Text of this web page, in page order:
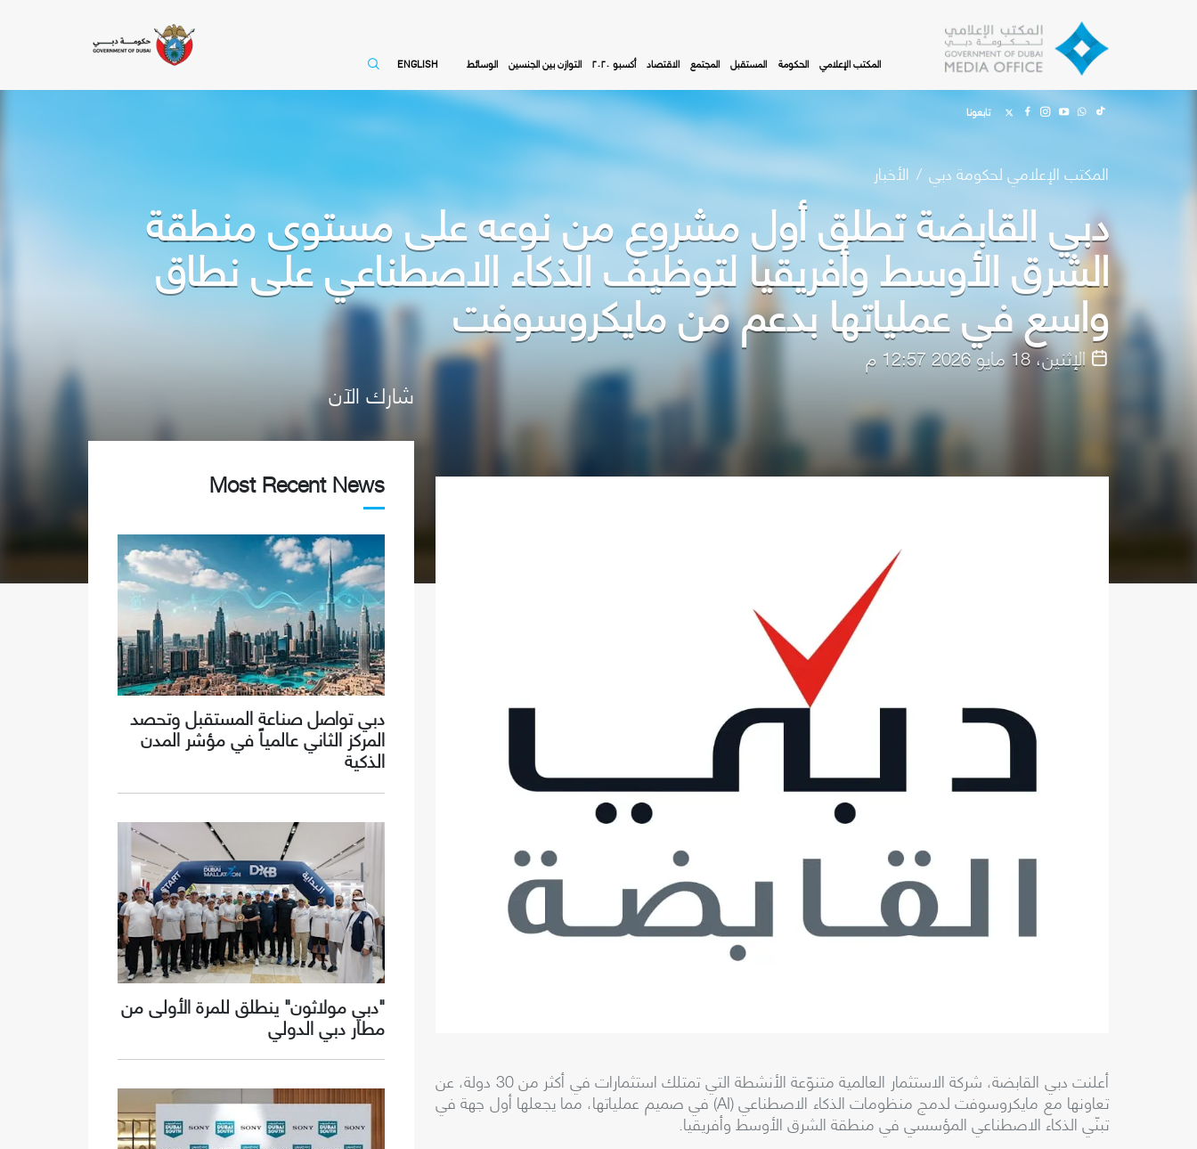
المكتب الإعلامي الحكومة المستقبل المجتمع الاقتصاد أكسبو ٢٠٢٠ التوازن بين الجنسين الوسائط ENGLISH
تابعونا
المكتب الإعلامي لحكومة دبي الأخبار
دبي القابضة تطلق أول مشروع من نوعه على مستوى منطقة
الشرق الأوسط وأفريقيا لتوظيف الذكاء الاصطناعي على نطاق
واسع في عملياتها بدعم من مايكروسوفت
الإثنين، 18 مايو 2026 12:57 م
أعلنت دبي القابضة، شركة الاستثمار العالمية متنوّعة الأنشطة التي تمتلك استثمارات في أكثر من 30 دولة، عن
تعاونها مع مايكروسوفت لدمج منظومات الذكاء الاصطناعي (‎AI‎) في صميم عملياتها، مما يجعلها أول جهة في
تبنّي الذكاء الاصطناعي المؤسسي في منطقة الشرق الأوسط وأفريقيا.
شارك الآن
Most Recent News
دبي تواصل صناعة المستقبل وتحصد
المركز الثاني عالمياً في مؤشر المدن
الذكية
"دبي مولاثون" ينطلق للمرة الأولى من
مطار دبي الدولي